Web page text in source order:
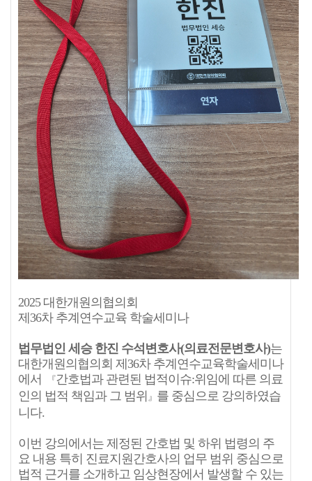
2025 대한개원의협의회
제36차 추계연수교육 학술세미나
법무법인 세승 한진 수석변호사(의료전문변호사)는
대한개원의협의회 제36차 추계연수교육학술세미나
에서
『간호법과 관련된 법적이슈:위임에 따른 의료
인의 법적 책임과 그 범위 』 를 중심으로 강의하였습
니다.
이번 강의에서는 제정된 간호법 및 하위 법령의 주
요 내용 특히 진료지원간호사의 업무 범위 중심으로
법적 근거를 소개하고 임상현장에서 발생할 수 있는